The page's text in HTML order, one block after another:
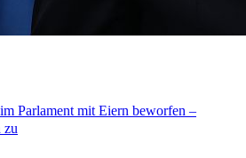
Parlament mit Eiern beworfen –
zu